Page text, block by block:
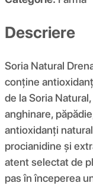
Descriere
Soria Natural
conține
de la Soria
anghinare,
antioxidanți
procianidine și
atent selectat de
pas în începerea